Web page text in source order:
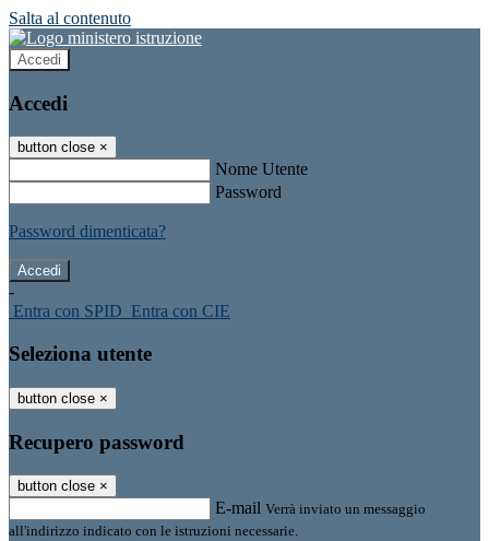
Salta al contenuto
Accedi
Accedi
button close ×
Nome Utente
Password
Password dimenticata?
-
Entra con SPID Entra con CIE
Seleziona utente
button close ×
Recupero password
button close ×
E-mail Verrà inviato un messaggio
all'indirizzo indicato con le istruzioni necessarie.